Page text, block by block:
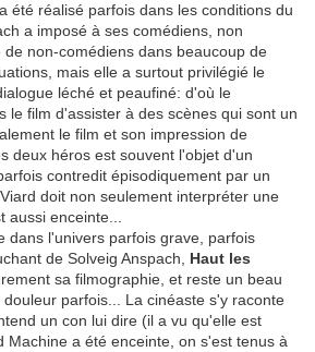
été réalisé parfois dans les conditions du
a imposé à ses comédiens, non
non-comédiens dans beaucoup de
mais elle a surtout privilégié le
léché et peaufiné: d'où le
le film d'assister à des scènes qui sont un
le film et son impression de
deux héros est souvent l'objet d'un
contredit épisodiquement par un
doit non seulement interpréter une
aussi enceinte...
dans l'univers parfois grave, parfois
de Solveig Anspach, Haut les
sa filmographie, et reste un beau
parfois... La cinéaste s'y raconte
un con lui dire (il a vu qu'elle est
Machine a été enceinte, on s'est tenus à